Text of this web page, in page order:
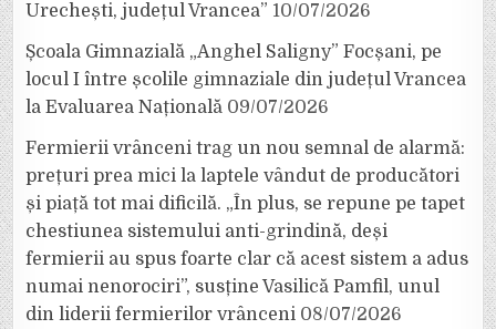
Urechești, județul Vrancea” 10/07/2026
Școala Gimnazială „Anghel Saligny” Focșani, pe
locul I între școlile gimnaziale din județul Vrancea
la Evaluarea Națională 09/07/2026
Fermierii vrânceni trag un nou semnal de alarmă:
prețuri prea mici la laptele vândut de producători
și piață tot mai dificilă. „În plus, se repune pe tapet
chestiunea sistemului anti-grindină, deși
fermierii au spus foarte clar că acest sistem a adus
numai nenorociri”, susține Vasilică Pamfil, unul
din liderii fermierilor vrânceni 08/07/2026